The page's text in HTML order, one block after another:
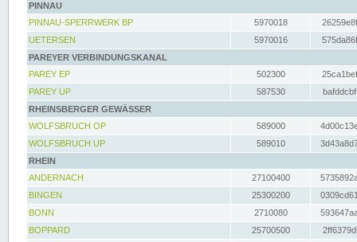
PINNAU
PINNAU-SPERRWERK BP
5970018
UETERSEN
5970016
PAREYER VERBINDUNGSKANAL
PAREY EP
502300
PAREY UP
587530
RHEINSBERGER GEWÄSSER
WOLFSBRUCH OP
589000
WOLFSBRUCH UP
589010
RHEIN
ANDERNACH
27100400
BINGEN
25300200
BONN
2710080
BOPPARD
25700500